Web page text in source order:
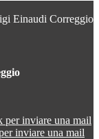
Einaudi Correggio
per inviare una mail
inviare una mail